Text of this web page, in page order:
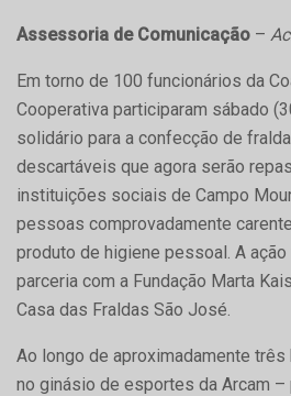
Assessoria de Comunicação –
Em torno de 100 funcionários da
Cooperativa participaram sábado
solidário para a confecção de
descartáveis que agora serão
instituições sociais de Campo
pessoas comprovadamente
produto de higiene pessoal. A
parceria com a Fundação Marta
Casa das Fraldas São José.
Ao longo de aproximadamente três
no ginásio de esportes da Arcam –